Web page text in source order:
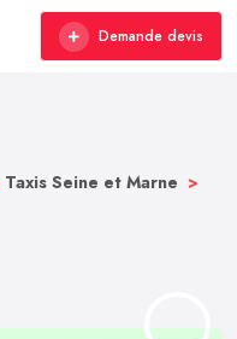
Demande devis
Taxis Seine et Marne >